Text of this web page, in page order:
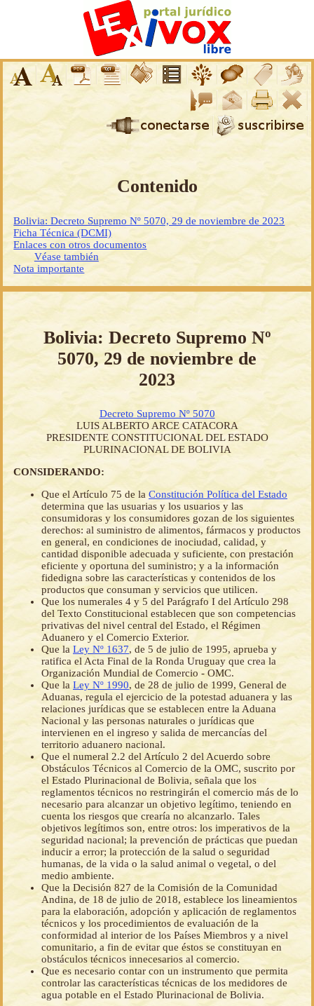
Contenido
Bolivia: Decreto Supremo Nº 5070, 29 de noviembre de 2023
Ficha Técnica (DCMI)
Enlaces con otros documentos
Véase también
Nota importante
Bolivia: Decreto Supremo Nº
5070, 29 de noviembre de
2023
Decreto Supremo Nº 5070
LUIS ALBERTO ARCE CATACORA
PRESIDENTE CONSTITUCIONAL DEL ESTADO
PLURINACIONAL DE BOLIVIA
CONSIDERANDO:
Que el Artículo 75 de la Constitución Política del Estado
determina que las usuarias y los usuarios y las
consumidoras y los consumidores gozan de los siguientes
derechos: al suministro de alimentos, fármacos y productos
en general, en condiciones de inociudad, calidad, y
cantidad disponible adecuada y suficiente, con prestación
eficiente y oportuna del suministro; y a la información
fidedigna sobre las características y contenidos de los
productos que consuman y servicios que utilicen.
Que los numerales 4 y 5 del Parágrafo I del Artículo 298
del Texto Constitucional establecen que son competencias
privativas del nivel central del Estado, el Régimen
Aduanero y el Comercio Exterior.
Que la Ley Nº 1637, de 5 de julio de 1995, aprueba y
ratifica el Acta Final de la Ronda Uruguay que crea la
Organización Mundial de Comercio - OMC.
Que la Ley Nº 1990, de 28 de julio de 1999, General de
Aduanas, regula el ejercicio de la potestad aduanera y las
relaciones jurídicas que se establecen entre la Aduana
Nacional y las personas naturales o jurídicas que
intervienen en el ingreso y salida de mercancías del
territorio aduanero nacional.
Que el numeral 2.2 del Artículo 2 del Acuerdo sobre
Obstáculos Técnicos al Comercio de la OMC, suscrito por
el Estado Plurinacional de Bolivia, señala que los
reglamentos técnicos no restringirán el comercio más de lo
necesario para alcanzar un objetivo legítimo, teniendo en
cuenta los riesgos que crearía no alcanzarlo. Tales
objetivos legítimos son, entre otros: los imperativos de la
seguridad nacional; la prevención de prácticas que puedan
inducir a error; la protección de la salud o seguridad
humanas, de la vida o la salud animal o vegetal, o del
medio ambiente.
Que la Decisión 827 de la Comisión de la Comunidad
Andina, de 18 de julio de 2018, establece los lineamientos
para la elaboración, adopción y aplicación de reglamentos
técnicos y los procedimientos de evaluación de la
conformidad al interior de los Países Miembros y a nivel
comunitario, a fin de evitar que éstos se constituyan en
obstáculos técnicos innecesarios al comercio.
Que es necesario contar con un instrumento que permita
controlar las características técnicas de los medidores de
agua potable en el Estado Plurinacional de Bolivia.